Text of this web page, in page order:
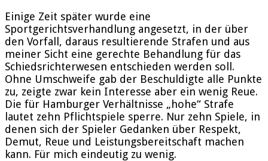
Einige Zeit später wurde eine
Sportgerichtsverhandlung angesetzt, in der über
den Vorfall, daraus resultierende Strafen und aus
meiner Sicht eine gerechte Behandlung für das
Schiedsrichterwesen entschieden werden soll.
Ohne Umschweife gab der Beschuldigte alle Punkte
zu, zeigte zwar kein Interesse aber ein wenig Reue.
Die für Hamburger Verhältnisse „hohe“ Strafe
lautet zehn Pflichtspiele sperre. Nur zehn Spiele, in
denen sich der Spieler Gedanken über Respekt,
Demut, Reue und Leistungsbereitschaft machen
kann. Für mich eindeutig zu wenig.